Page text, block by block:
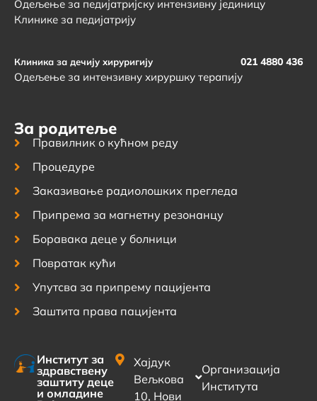
Институт за
здравствену
заштиту деце
и омладине
Хајдук
Вељкова
10, Нови
Организација
Института
Одељење за педијатријску интензивну јединицу
Клинике за педијатрију
Клиника за дечију хируригију 021 4880 436
Одељење за интензивну хируршку терапију
За родитеље
Правилник о кућном реду
Процедуре
Заказивање радиолошких прегледа
Припрема за магнетну резонанцу
Боравака деце у болници
Повратак кући
Упутсва за припрему пацијента
Заштита права пацијента